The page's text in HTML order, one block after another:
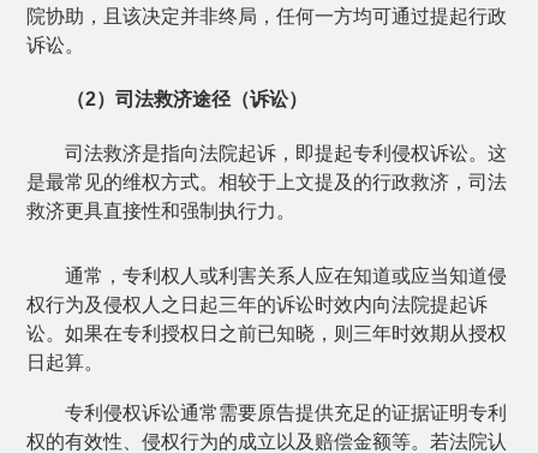
院协助，且该决定并非终局，任何一方均可通过提起行政
诉讼。
（2）司法救济途径（诉讼）
司法救济是指向法院起诉，即提起专利侵权诉讼。这
是最常见的维权方式。相较于上文提及的行政救济，司法
救济更具直接性和强制执行力。
通常，专利权人或利害关系人应在知道或应当知道侵
权行为及侵权人之日起三年的诉讼时效内向法院提起诉
讼。如果在专利授权日之前已知晓，则三年时效期从授权
日起算。
专利侵权诉讼通常需要原告提供充足的证据证明专利
权的有效性、侵权行为的成立以及赔偿金额等。若法院认